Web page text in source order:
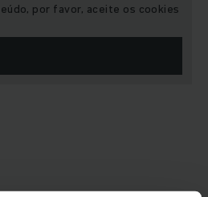
por favor, aceite os cookies